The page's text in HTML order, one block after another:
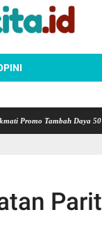
Tambah Daya 50 Persen
Parit